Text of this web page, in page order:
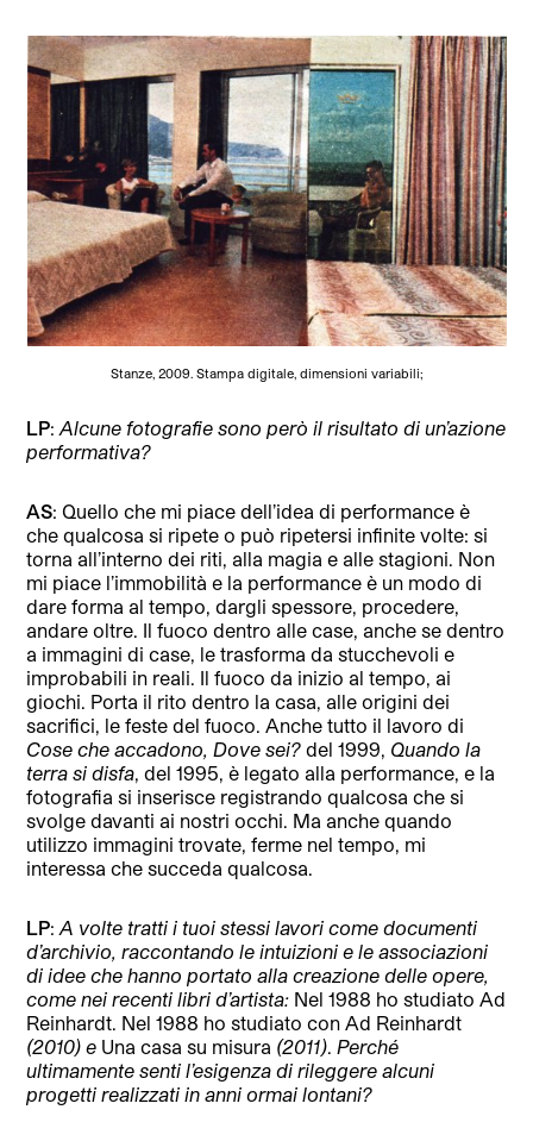
Stanze, 2009. Stampa digitale, dimensioni variabili;
LP:Alcune fotografie sono però il risultato di un’azione
performativa?
AS: Quello che mi piace dell’idea di performance è
che qualcosa si ripete o può ripetersi infinite volte: si
torna all’interno dei riti, alla magia e alle stagioni. Non
mi piace l’immobilità e la performance è un modo di
dare forma al tempo, dargli spessore, procedere,
andare oltre. Il fuoco dentro alle case, anche se dentro
a immagini di case, le trasforma da stucchevoli e
improbabili in reali. Il fuoco da inizio al tempo, ai
giochi. Porta il rito dentro la casa, alle origini dei
sacrifici, le feste del fuoco. Anche tutto il lavoro di
Cose che accadono, Dove sei? del 1999, Quando la
terra si disfa, del 1995, è legato alla performance, e la
fotografia si inserisce registrando qualcosa che si
svolge davanti ai nostri occhi. Ma anche quando
utilizzo immagini trovate, ferme nel tempo, mi
interessa che succeda qualcosa.
LP: A volte tratti i tuoi stessi lavori come documenti
d’archivio, raccontando le intuizioni e le associazioni
di idee che hanno portato alla creazione delle opere,
come nei recenti libri d’artista: Nel 1988 ho studiato Ad
Reinhardt. Nel 1988 ho studiato con Ad Reinhardt
(2010) e Una casa su misura (2011). Perché
ultimamente senti l’esigenza di rileggere alcuni
progetti realizzati in anni ormai lontani?